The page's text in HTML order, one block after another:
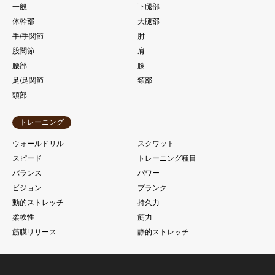
一般
下腿部
体幹部
大腿部
手/手関節
肘
股関節
肩
腰部
膝
足/足関節
頚部
頭部
トレーニング
ウォールドリル
スクワット
スピード
トレーニング種目
バランス
パワー
ビジョン
プランク
動的ストレッチ
持久力
柔軟性
筋力
筋膜リリース
静的ストレッチ